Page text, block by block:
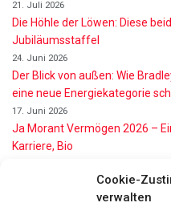
Cookie-
verwalten
21. Juli 2026
Die Höhle der Löwen: Diese
Jubiläumsstaffel
24. Juni 2026
Der Blick von außen: Wie
eine neue Energiekategorie
17. Juni 2026
Ja Morant Vermögen 2026 –
Karriere, Bio
Alice Walton Vermögen 2026: